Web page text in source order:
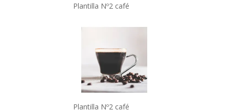
Plantilla Nº2 café
Plantilla Nº2 café